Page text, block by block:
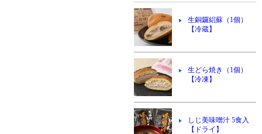
生銅鑼絽蘇（1個）
【冷蔵】
生どら焼き（1個）
【冷凍】
しじ美味噌汁 5食入
【ドライ】